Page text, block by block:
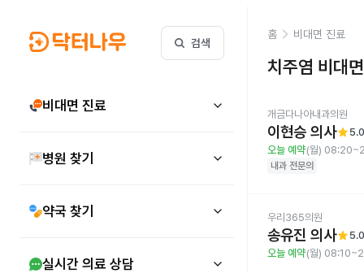
검색
비대면 진료
병원 찾기
약국 찾기
실시간 의료 상담
홈 비대면 진료
치주염 비대
개금다나아내과의원
이현승 의사star5.0
오늘 예약(월)
내과 전문의
우리365의원
송유진 의사star5.0
오늘 예약(월)